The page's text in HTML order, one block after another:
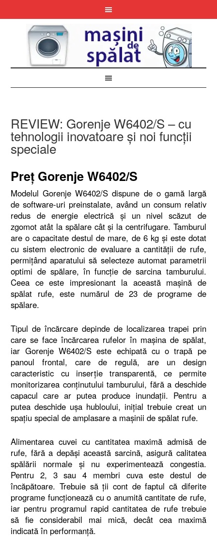
REVIEW: Gorenje W6402/S – cu
tehnologii inovatoare şi noi funcţii
speciale
Preţ Gorenje W6402/S
Modelul Gorenje W6402/S dispune de o gamă largă
de software-uri preinstalate, având un consum relativ
redus de energie electrică şi un nivel scăzut de
zgomot atât la spălare cât şi la centrifugare. Tamburul
are o capacitate destul de mare, de 6 kg şi este dotat
cu sistem electronic de evaluare a cantităţii de rufe,
permiţând aparatului să selecteze automat parametrii
optimi de spălare, în funcţie de sarcina tamburului.
Ceea ce este impresionant la această maşină de
spălat rufe, este numărul de 23 de programe de
spălare.
Tipul de încărcare depinde de localizarea trapei prin
care se face încărcarea rufelor în maşina de spălat,
iar Gorenje W6402/S este echipată cu o trapă pe
panoul frontal, care de regulă, are un design
caracteristic cu inserţie transparentă, ce permite
monitorizarea conţinutului tamburului, fără a deschide
capacul care ar putea produce inundaţii. Pentru a
putea deschide uşa hubloului, iniţial trebuie creat un
spaţiu special de amplasare a maşinii de spălat rufe.
Alimentarea cuvei cu cantitatea maximă admisă de
rufe, fără a depăşi această sarcină, asigură calitatea
spălării normale şi nu experimentează congestia.
Pentru 2, 3 sau 4 membri cuva este destul de
încăpătoare. Trebuie să ţii cont de faptul că diferite
programe funcţionează cu o anumită cantitate de rufe,
iar pentru programul rapid cantitatea de rufe trebuie
să fie considerabil mai mică, decât cea maximă
indicată în performanţă.